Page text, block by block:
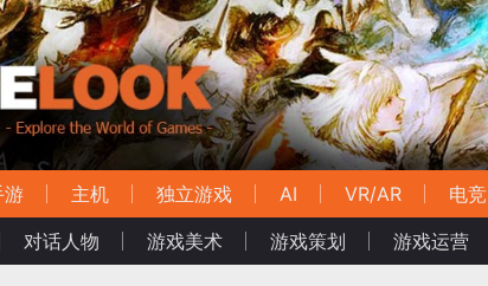
游 主机 独立游戏 AI VR/AR
电竞
对话人物 游戏美术 游戏策划 游戏运营